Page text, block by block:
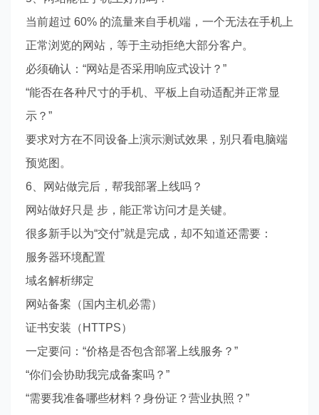
当前超过 60% 的流量来自手机端，一个无法在手机上
正常浏览的网站，等于主动拒绝大部分客户。
必须确认：“网站是否采用响应式设计？”
“能否在各种尺寸的手机、平板上自动适配并正常显
示？”
要求对方在不同设备上演示测试效果，别只看电脑端
预览图。
6、网站做完后，帮我部署上线吗？
网站做好只是 步，能正常访问才是关键。
很多新手以为“交付”就是完成，却不知道还需要：
服务器环境配置
域名解析绑定
网站备案（国内主机必需）
证书安装（HTTPS）
一定要问：“价格是否包含部署上线服务？”
“你们会协助我完成备案吗？”
“需要我准备哪些材料？身份证？营业执照？”